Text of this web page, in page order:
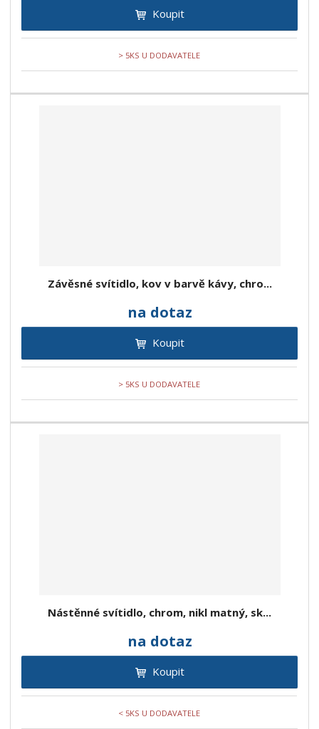
Koupit
> 5KS U DODAVATELE
Závěsné svítidlo, kov v barvě kávy, chro...
na dotaz
Koupit
> 5KS U DODAVATELE
Nástěnné svítidlo, chrom, nikl matný, sk...
na dotaz
Koupit
< 5KS U DODAVATELE